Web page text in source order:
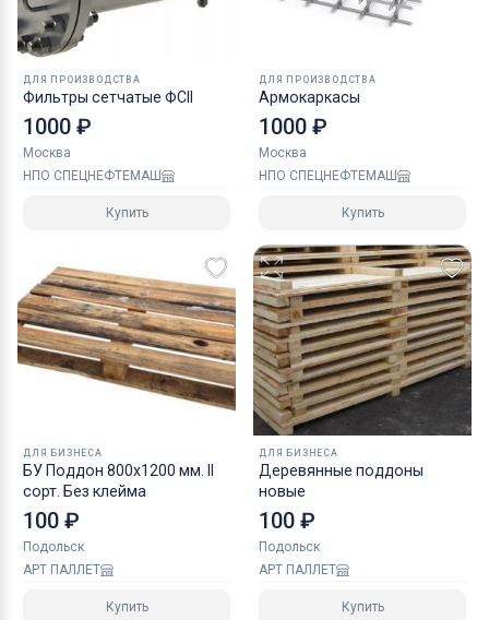
ДЛЯ ПРОИЗВОДСТВА
Фильтры сетчатые ФСII
1000 ₽
Москва
НПО СПЕЦНЕФТЕМАШ
Купить
ДЛЯ ПРОИЗВОДСТВА
Армокаркасы
1000 ₽
Москва
НПО СПЕЦНЕФТЕМАШ
Купить
ДЛЯ БИЗНЕСА
БУ Поддон 800х1200 мм. II
сорт. Без клейма
100 ₽
Подольск
АРТ ПАЛЛЕТ
Купить
ДЛЯ БИЗНЕСА
Деревянные поддоны
новые
100 ₽
Подольск
АРТ ПАЛЛЕТ
Купить